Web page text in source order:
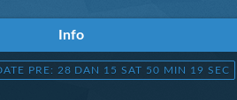
Info
PRE: 28 DAN 15 SAT 50 MIN 20 SEC